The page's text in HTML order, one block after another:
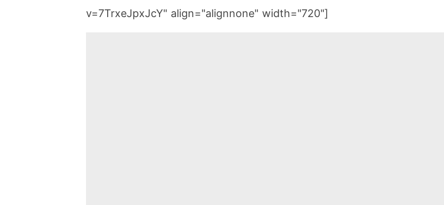
v=7TrxeJpxJcY" align="alignnone" width="720"]